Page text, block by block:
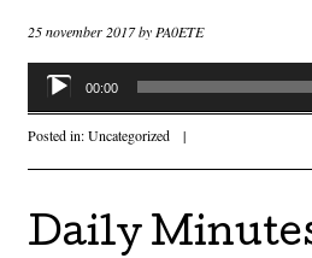
25 november 2017by PA0ETE
Audiospeler
00:00
Posted in:Uncategorized |
Daily